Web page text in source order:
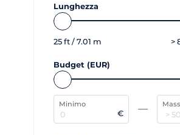
Lunghezza
25 ft / 7.01 m >
Budget (EUR)
Minimo
€